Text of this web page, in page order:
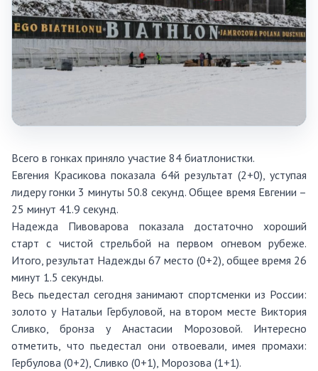
Всего в гонках приняло участие 84 биатлонистки.
Евгения Красикова показала 64й результат (2+0), уступая
лидеру гонки 3 минуты 50.8 секунд. Общее время Евгении –
25 минут 41.9 секунд.
Надежда Пивоварова показала достаточно хороший
старт с чистой стрельбой на первом огневом рубеже.
Итого, результат Надежды 67 место (0+2), общее время 26
минут 1.5 секунды.
Весь пьедестал сегодня занимают спортсменки из России:
золото у Натальи Гербуловой, на втором месте Виктория
Сливко, бронза у Анастасии Морозовой. Интересно
отметить, что пьедестал они отвоевали, имея промахи:
Гербулова (0+2), Сливко (0+1), Морозова (1+1).